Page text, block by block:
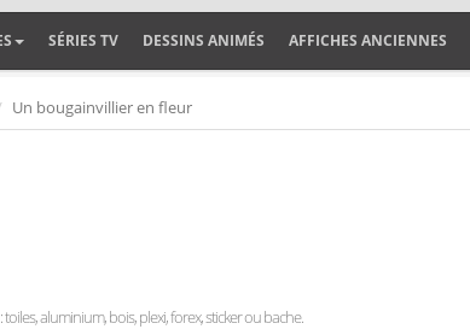
SÉRIES TV DESSINS ANIMÉS AFFICHES ANCIENNES
Un bougainvillier en fleur
aluminium, bois, plexi, forex, sticker ou bache.